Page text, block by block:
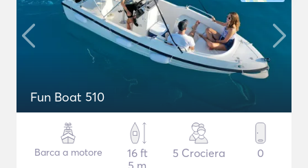
Fun Boat 510
Barca a motore
16 ft
5 m
5 Crociera 0